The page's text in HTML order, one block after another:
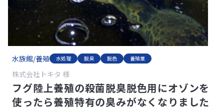
フグ陸上養殖の殺菌脱臭脱色用にオゾンを
使ったら養殖特有の臭みがなくなりました
水族館/養殖 水処理 脱臭 脱色 養殖業
株式会社トキタ 様